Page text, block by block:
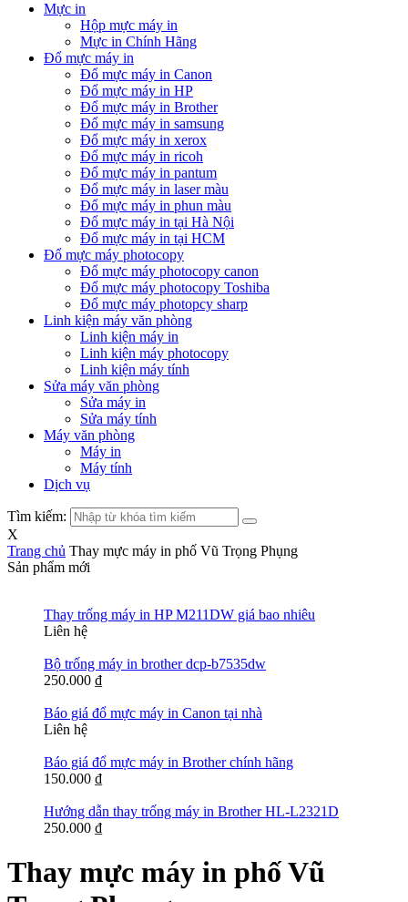
Mực in
Hộp mực máy in
Mực in Chính Hãng
Đổ mực máy in
Đổ mực máy in Canon
Đổ mực máy in HP
Đổ mực máy in Brother
Đổ mực máy in samsung
Đổ mực máy in xerox
Đổ mực máy in ricoh
Đổ mực máy in pantum
Đổ mực máy in laser màu
Đổ mực máy in phun màu
Đổ mực máy in tại Hà Nội
Đổ mực máy in tại HCM
Đổ mực máy photocopy
Đổ mực máy photocopy canon
Đổ mực máy photocopy Toshiba
Đổ mực máy photopcy sharp
Linh kiện máy văn phòng
Linh kiện máy in
Linh kiện máy photocopy
Linh kiện máy tính
Sửa máy văn phòng
Sửa máy in
Sửa máy tính
Máy văn phòng
Máy in
Máy tính
Dịch vụ
Tìm kiếm:
X
Trang chủ Thay mực máy in phố Vũ Trọng Phụng
Sản phẩm mới
Thay trống máy in HP M211DW giá bao nhiêu
Liên hệ
Bộ trống máy in brother dcp-b7535dw
250.000 ₫
Báo giá đổ mực máy in Canon tại nhà
Liên hệ
Báo giá đổ mực máy in Brother chính hãng
150.000 ₫
Hướng dẫn thay trống máy in Brother HL-L2321D
250.000 ₫
Thay mực máy in phố Vũ